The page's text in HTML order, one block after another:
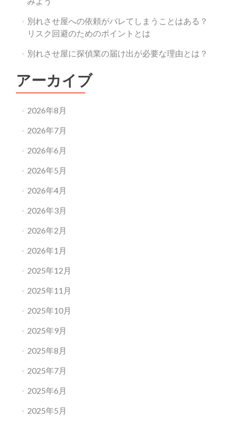
別れさせ屋への依頼がバレてしまうことはある？
リスク回避のためのポイントとは
別れさせ屋に探偵業の届け出が必要な理由とは？
アーカイブ
2026年8月
2026年7月
2026年6月
2026年5月
2026年4月
2026年3月
2026年2月
2026年1月
2025年12月
2025年11月
2025年10月
2025年9月
2025年8月
2025年7月
2025年6月
2025年5月